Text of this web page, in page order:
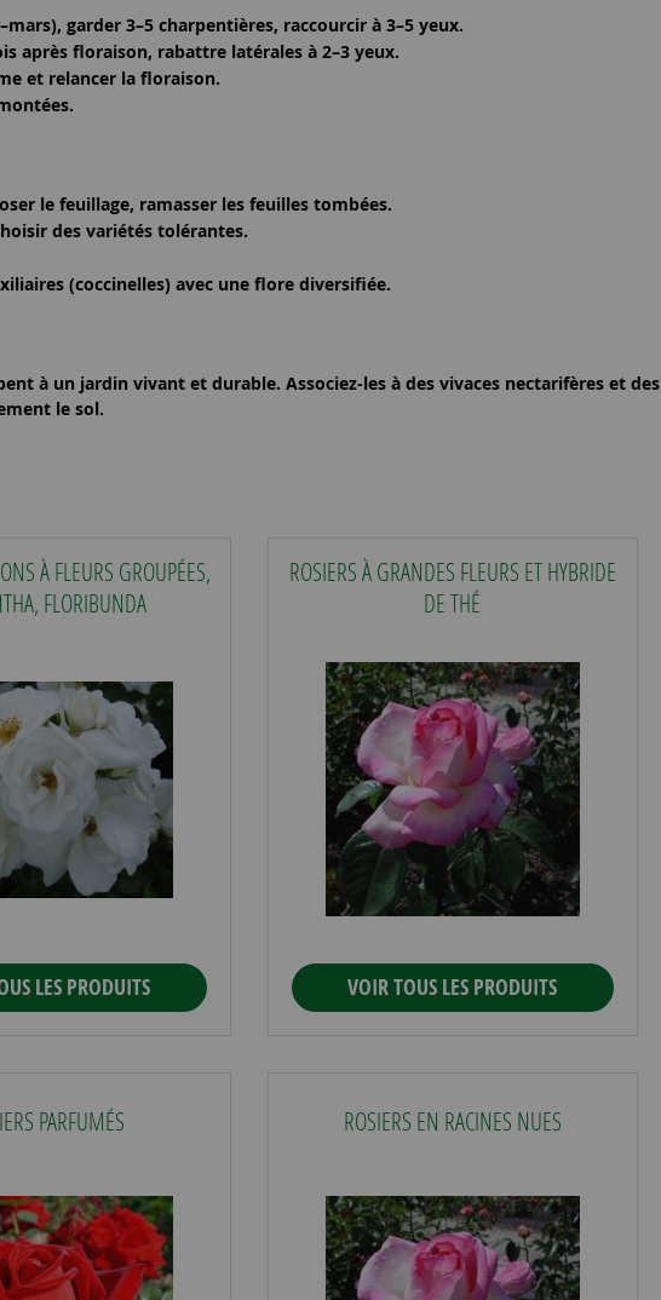
garder 3–5 charpentières, raccourcir à 3–5 yeux.
après floraison, rabattre latérales à 2–3 yeux.
et relancer la floraison.
le feuillage, ramasser les feuilles tombées.
des variétés tolérantes.
(coccinelles) avec une flore diversifiée.
à un jardin vivant et durable. Associez-les à des vivaces nectarifères et des
le sol.
À FLEURS GROUPÉES,
FLORIBUNDA
LES PRODUITS
ROSIERS À GRANDES FLEURS ET HYBRIDE
DE THÉ
VOIR TOUS LES PRODUITS
PARFUMÉS ROSIERS EN RACINES NUES